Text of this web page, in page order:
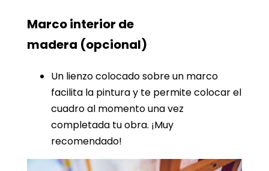
Marco interior de
madera (opcional)
Un lienzo colocado sobre un marco
facilita la pintura y te permite colocar el
cuadro al momento una vez
completada tu obra. ¡Muy
recomendado!